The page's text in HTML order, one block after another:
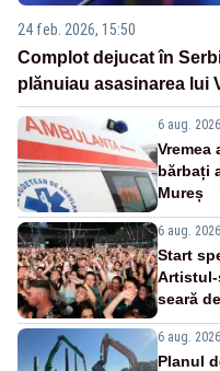
24 feb. 2026, 15:50
Complot dejucat în
plănuiau asasinarea lui
6 aug.
Vremea
bărbați
Mureș
6 aug.
Start
Artistul-
seară
6 aug.
Planul